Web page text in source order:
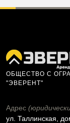
ОБЩЕСТВО С
"ЭВЕРЕНТ"
Адрес
ул. Таллинская,